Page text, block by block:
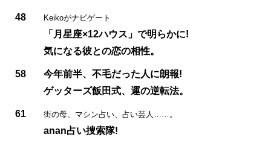
48 Keikoがナビゲート
「月星座×12ハウス」で明らかに!
気になる彼との恋の相性。
58
今年前半、不毛だった人に朗報!
ゲッターズ飯田式、運の逆転法。
61 街の母、マシン占い、占い芸人……。
anan占い捜索隊!